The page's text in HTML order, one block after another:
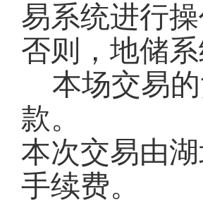
易系统进行
否则，地储
本场交易
款。
本次交易由
手续费。